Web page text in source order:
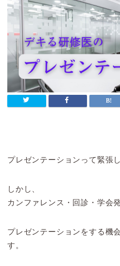
プレゼンテーションって緊張
しかし、
カンファレンス・回診・学会
プレゼンテーションをする機
す。